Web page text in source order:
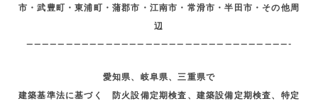
市・武豊町・東浦町・蒲郡市・江南市・常滑市・半田市・その他周
辺
—————————————————————————————————-
愛知県、岐阜県、三重県で
建築基準法に基づく 防火設備定期検査、建築設備定期検査、特定